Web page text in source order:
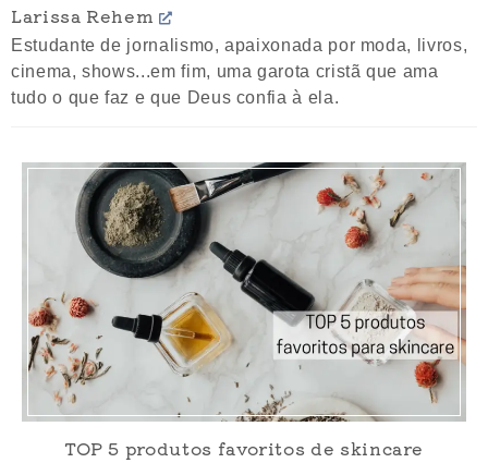
FOREO X FOREVER ROSTO
Larissa Rehem
Estudante de jornalismo, apaixonada por moda, livros,
cinema, shows...em fim, uma garota cristã que ama
tudo o que faz e que Deus confia à ela.
TOP 5 produtos favoritos de skincare